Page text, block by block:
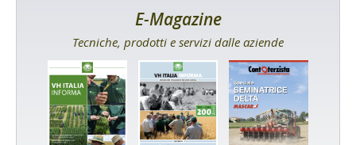
E-Magazine
Tecniche, prodotti e servizi dalle aziende